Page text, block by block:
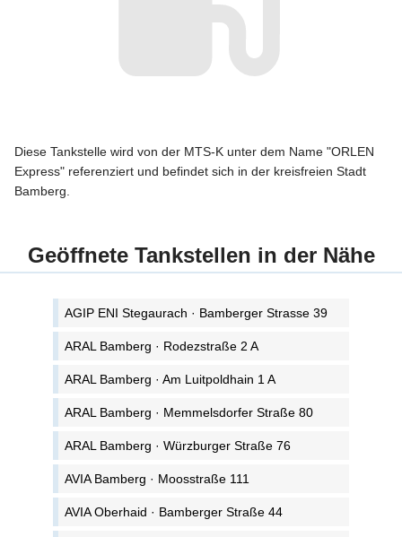
Diese Tankstelle wird von der MTS-K unter dem Name "ORLEN
Express" referenziert und befindet sich in der kreisfreien Stadt
Bamberg.
Geöffnete Tankstellen in der Nähe
AGIP ENI Stegaurach · Bamberger Strasse 39
ARAL Bamberg · Rodezstraße 2 A
ARAL Bamberg · Am Luitpoldhain 1 A
ARAL Bamberg · Memmelsdorfer Straße 80
ARAL Bamberg · Würzburger Straße 76
AVIA Bamberg · Moosstraße 111
AVIA Oberhaid · Bamberger Straße 44